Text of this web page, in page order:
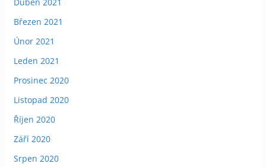
Březen 2021
Únor 2021
Leden 2021
Prosinec 2020
Listopad 2020
Říjen 2020
Září 2020
Srpen 2020